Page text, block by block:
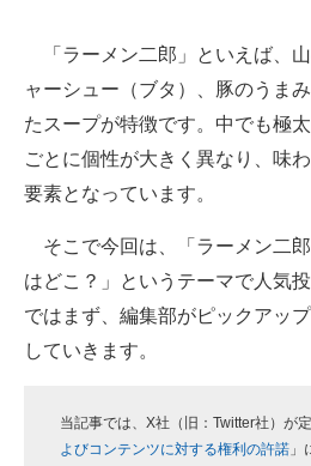
ITの今と未来を見通す
スマホと通信の最新トレンド
ビジネスと働き方のヒント
経営リーダーのコミュニティ
「ラーメン二郎」といえば、
ャーシュー（ブタ）、豚のうま
たスープが特徴です。中でも極
ごとに個性が大きく異なり、味
要素となっています。
そこで今回は、「ラーメン二
はどこ？」というテーマで人気
ではまず、編集部がピックアッ
していきます。
当記事では、X社（旧：Twitter社）が
よびコンテンツに対する権利の許諾 」